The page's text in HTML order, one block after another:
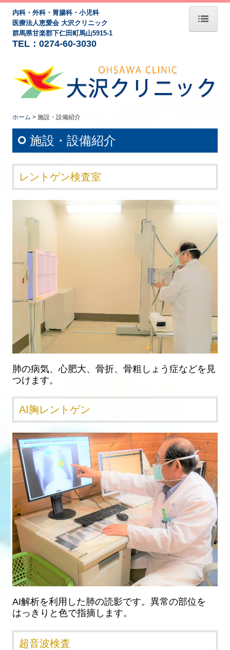
ホーム
院長紹介
診療案内
在宅医療・地域医療・勉強会
施設・設備紹介
内科・外科・胃腸科・小児科
医療法人恵愛会 大沢クリニック
群馬県甘楽郡下仁田町馬山5915-1
TEL：0274-60-3030
ホーム 施設・設備紹介
施設・設備紹介
レントゲン検査室
肺の病気、心肥大、骨折、骨粗しょう症などを見
つけます。
AI胸レントゲン
AI解析を利用した肺の読影です。異常の部位を
はっきりと色で指摘します。
超音波検査